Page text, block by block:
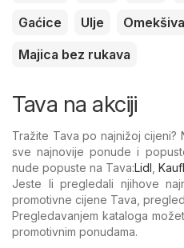
Gaćice
Ulje
Majica bez rukava
Tava na akciji
Tražite Tava po najnižoj cijeni?
sve najnovije ponude i
nude popuste na Tava:Lidl
Jeste li pregledali njihove
promotivne cijene Tava,
Pregledavanjem kataloga
promotivnim ponudama.